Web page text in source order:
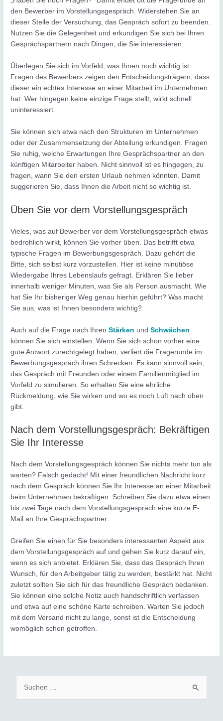
den Bewerber im Vorstellungsgespräch. Widerstehen Sie an
dieser Stelle der Versuchung, das Gespräch sofort zu beenden.
Nutzen Sie die Gelegenheit und erkundigen Sie sich bei Ihren
Gesprächspartnern nach Dingen, die Sie interessieren.
Überlegen Sie sich im Vorfeld, was Ihnen noch wichtig ist.
Fragen des Bewerbers zeigen den Entscheidungsträgern, dass
dieser ein echtes Interesse an einer Mitarbeit im Unternehmen
hat. Wer hingegen keine einzige Frage stellt, wirkt schnell
uninteressiert.
Sie können sich etwa nach den Strukturen im Unternehmen
oder der Zusammensetzung der Abteilung erkundigen. Fragen
Sie ruhig, welche Erwartungen Ihre Gesprächspartner an den
künftigen Mitarbeiter haben. Nicht sinnvoll ist es hingegen, zu
fragen, wann Sie den ersten Urlaub nehmen könnten. Damit
suggerieren Sie, dass Ihnen die Arbeit nicht so wichtig ist.
Üben Sie vor dem Vorstellungsgespräch
Vieles, was auf Bewerber vor dem Vorstellungsgespräch etwas
bedrohlich wirkt, können Sie vorher üben. Das betrifft etwa
typische Fragen im Bewerbungsgespräch. Dazu gehört die
Bitte, sich selbst kurz vorzustellen. Hier ist keine minutiöse
Wiedergabe Ihres Lebenslaufs gefragt. Erklären Sie lieber
innerhalb weniger Minuten, was Sie als Person ausmacht. Wie
hat Sie Ihr bisheriger Weg genau hierhin geführt? Was macht
Sie aus, was ist Ihnen besonders wichtig?
Auch auf die Frage nach IhrenStärken undSchwächen
können Sie sich einstellen. Wenn Sie sich schon vorher eine
gute Antwort zurechtgelegt haben, verliert die Fragerunde im
Bewerbungsgespräch ihren Schrecken. Es kann sinnvoll sein,
das Gespräch mit Freunden oder einem Familienmitglied im
Vorfeld zu simulieren. So erhalten Sie eine ehrliche
Rückmeldung, wie Sie wirken und wo es noch Luft nach oben
gibt.
Nach dem Vorstellungsgespräch: Bekräftigen
Sie Ihr Interesse
Nach dem Vorstellungsgespräch können Sie nichts mehr tun als
warten? Falsch gedacht! Mit einer freundlichen Nachricht kurz
nach dem Gespräch können Sie Ihr Interesse an einer Mitarbeit
beim Unternehmen bekräftigen. Schreiben Sie dazu etwa einen
bis zwei Tage nach dem Vorstellungsgespräch eine kurze E-
Mail an Ihre Gesprächspartner.
Greifen Sie einen für Sie besonders interessanten Aspekt aus
dem Vorstellungsgespräch auf und gehen Sie kurz darauf ein,
wenn es sich anbietet. Erklären Sie, dass das Gespräch Ihren
Wunsch, für den Arbeitgeber tätig zu werden, bestärkt hat. Nicht
zuletzt sollten Sie sich für das freundliche Gespräch bedanken.
Sie können eine solche Notiz auch handschriftlich verfassen
und etwa auf eine schöne Karte schreiben. Warten Sie jedoch
mit dem Versand nicht zu lange, sonst ist die Entscheidung
womöglich schon getroffen.